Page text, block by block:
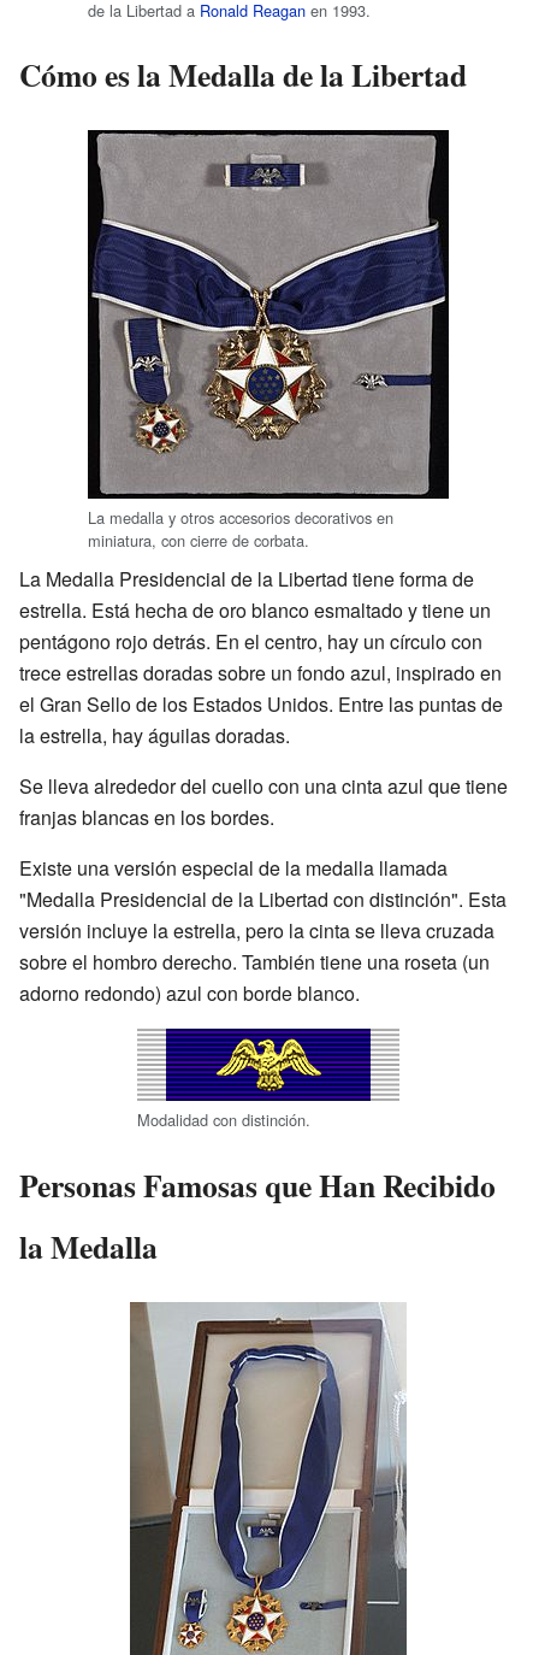
de la Libertad a Ronald Reagan en 1993.
Cómo es la Medalla de la Libertad
La medalla y otros accesorios decorativos en
miniatura, con cierre de corbata.
La Medalla Presidencial de la Libertad tiene forma de
estrella. Está hecha de oro blanco esmaltado y tiene un
pentágono rojo detrás. En el centro, hay un círculo con
trece estrellas doradas sobre un fondo azul, inspirado en
el Gran Sello de los Estados Unidos. Entre las puntas de
la estrella, hay águilas doradas.
Se lleva alrededor del cuello con una cinta azul que tiene
franjas blancas en los bordes.
Existe una versión especial de la medalla llamada
"Medalla Presidencial de la Libertad con distinción". Esta
versión incluye la estrella, pero la cinta se lleva cruzada
sobre el hombro derecho. También tiene una roseta (un
adorno redondo) azul con borde blanco.
Modalidad con distinción.
Personas Famosas que Han Recibido
la Medalla